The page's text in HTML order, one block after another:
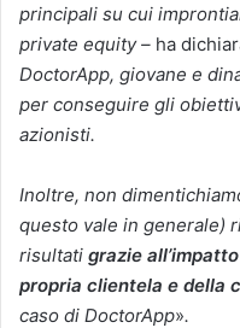
principali su cui
private equity – ha
DoctorApp, giovane e
per conseguire gli
azionisti.
Inoltre, non
questo vale in generale)
risultati grazie
propria clientela e della
caso di DoctorApp».